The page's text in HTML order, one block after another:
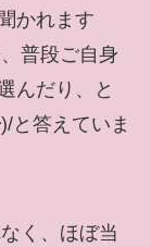
かれます
普段ご自身
んだり、と
と答えていま
く、ほぼ当